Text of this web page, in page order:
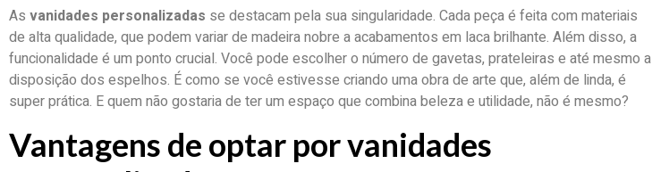
As vanidades personalizadas se destacam pela sua singularidade. Cada peça é feita com materiais
de alta qualidade, que podem variar de madeira nobre a acabamentos em laca brilhante. Além disso, a
funcionalidade é um ponto crucial. Você pode escolher o número de gavetas, prateleiras e até mesmo a
disposição dos espelhos. É como se você estivesse criando uma obra de arte que, além de linda, é
super prática. E quem não gostaria de ter um espaço que combina beleza e utilidade, não é mesmo?
Vantagens de optar por vanidades